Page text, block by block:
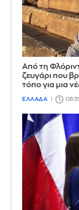
Από τη
ζευγάρι που
τόπο για μια
ΕΛΛΑΔΑ